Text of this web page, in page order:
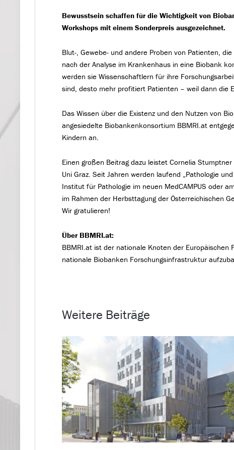
Bewusstsein schaffen für die Wichtigkeit von
Workshops mit einem Sonderpreis ausgezeichnet.
Blut-, Gewebe- und andere Proben von Patienten,
nach der Analyse im Krankenhaus in eine Biobank
werden sie Wissenschaftlern für ihre
sind, desto mehr profitiert Patienten – weil dann die
Das Wissen über die Existenz und den Nutzen von
angesiedelte Biobankenkonsortium BBMRI.at
Kindern an.
Einen großen Beitrag dazu leistet Cornelia
Uni Graz. Seit Jahren werden laufend „Pathologie
Institut für Pathologie im neuen MedCAMPUS oder
im Rahmen der Herbsttagung der Österreichischen
Wir gratulieren!
Über BBMRI.at:
BBMRI.at ist der nationale Knoten der
nationale Biobanken Forschungsinfrastruktur
Weitere Beiträge